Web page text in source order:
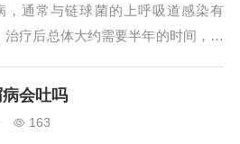
，通常与链球菌的上呼吸道感染有
治疗后总体大约需要半年的时间，皮
病人，都有前驱化脓性扁桃体炎或者
会吐吗
163